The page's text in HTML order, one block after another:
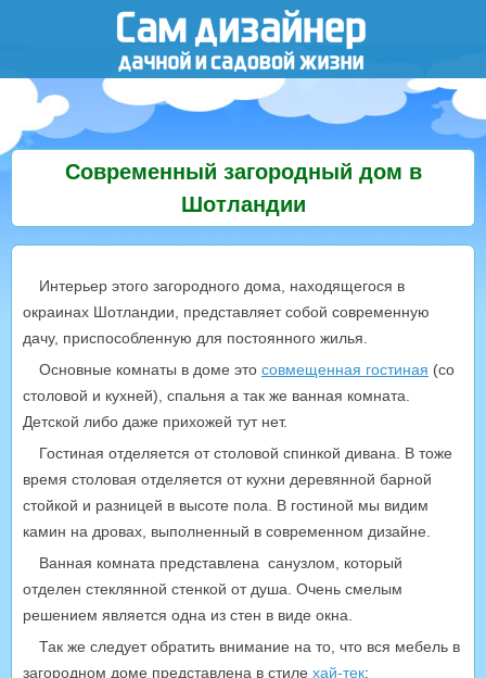
Современный загородный дом в
Шотландии
Интерьер этого загородного дома, находящегося в
окраинах Шотландии, представляет собой современную
дачу, приспособленную для постоянного жилья.
Основные комнаты в доме это совмещенная гостиная (со
столовой и кухней), спальня а так же ванная комната.
Детской либо даже прихожей тут нет.
Гостиная отделяется от столовой спинкой дивана. В тоже
время столовая отделяется от кухни деревянной барной
стойкой и разницей в высоте пола. В гостиной мы видим
камин на дровах, выполненный в современном дизайне.
Ванная комната представлена санузлом, который
отделен стеклянной стенкой от душа. Очень смелым
решением является одна из стен в виде окна.
Так же следует обратить внимание на то, что вся мебель в
загородном доме представлена в стиле хай-тек: